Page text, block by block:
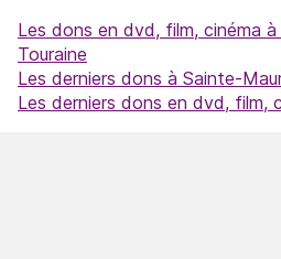
Les dons en dvd, film, cinéma
Touraine
Les derniers dons à Sainte-
Les derniers dons en dvd, film,